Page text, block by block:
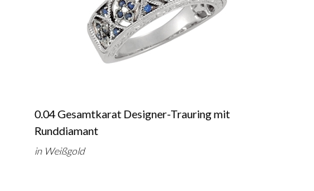
0.04 Gesamtkarat Designer-Trauring mit
Runddiamant
in Weißgold